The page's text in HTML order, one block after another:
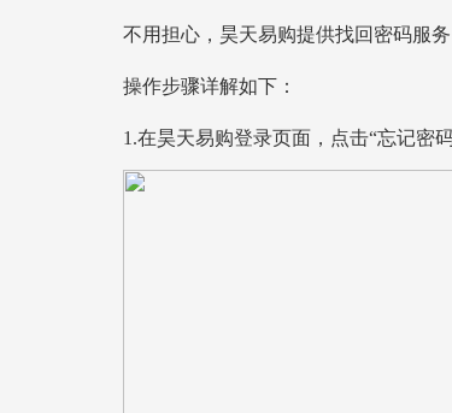
不用担心，昊天易购提供找回密码服
操作步骤详解如下：
1.在昊天易购登录页面，点击“忘记密码